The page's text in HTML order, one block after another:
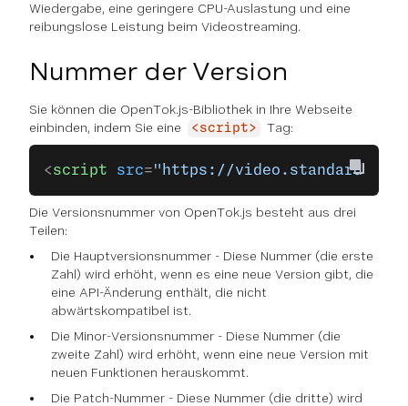
Wiedergabe, eine geringere CPU-Auslastung und eine
reibungslose Leistung beim Videostreaming.
Nummer der Version
Sie können die OpenTok.js-Bibliothek in Ihre Webseite
einbinden, indem Sie eine
<script> Tag:
<script src="https://
Die Versionsnummer von OpenTok.js besteht aus drei
Teilen:
Die Hauptversionsnummer - Diese Nummer (die erste
Zahl) wird erhöht, wenn es eine neue Version gibt, die
eine API-Änderung enthält, die nicht
abwärtskompatibel ist.
Die Minor-Versionsnummer - Diese Nummer (die
zweite Zahl) wird erhöht, wenn eine neue Version mit
neuen Funktionen herauskommt.
Die Patch-Nummer - Diese Nummer (die dritte) wird